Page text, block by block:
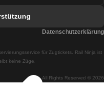
nach Braga
Lissabon All Rights Reserved © 2026
für Zugtickets. Rail Ninja ist
keine Züge.
Datenschutzerklärung